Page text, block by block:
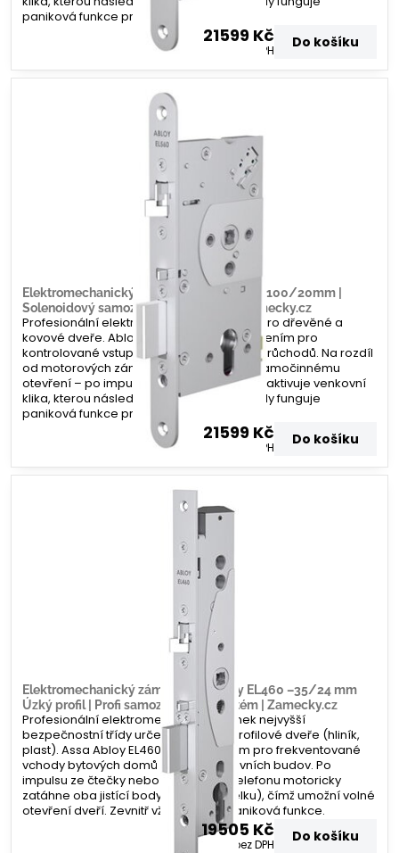
paniková funkce pro rychlý únik.
21599 Kč
bez DPH Do košíku
Elektromechanický zámek Abloy EL560 – 100/20mm |
Solenoidový samozamykací systém | Zamecky.cz
Profesionální elektromechanický zámek pro dřevěné a
kovové dveře. Abloy EL560 je ideálním řešením pro
kontrolované vstupy s vysokou frekvencí průchodů. Na rozdíl
od motorových zámků zde nedochází k samočinnému
otevření – po impulzu ze čtečky se pouze aktivuje venkovní
klika, kterou následně otevřete. Zevnitř vždy funguje
paniková funkce pro rychlý únik.
21599 Kč
bez DPH Do košíku
Elektromechanický zámek Assa Abloy EL460 –35/24 mm
Úzký profil | Profi samozamykací systém | Zamecky.cz
Profesionální elektromechanický zámek nejvyšší
bezpečnostní třídy určený pro úzké profilové dveře (hliník,
plast). Assa Abloy EL460 je standardem pro frekventované
vchody bytových domů a administrativních budov. Po
impulsu ze čtečky nebo domovního telefonu motoricky
zatáhne oba jistící body (závoru i střelku), čímž umožní volné
otevření dveří. Zevnitř vždy funguje paniková funkce.
19505 Kč
bez DPH Do košíku